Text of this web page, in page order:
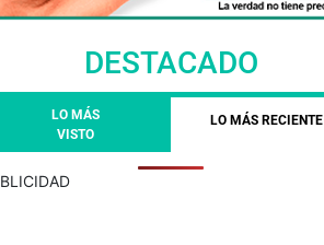
DESTACADO
LO MÁS
VISTO
LO MÁS RECIENTE